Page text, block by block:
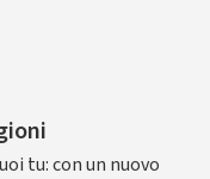
tu: con un nuovo